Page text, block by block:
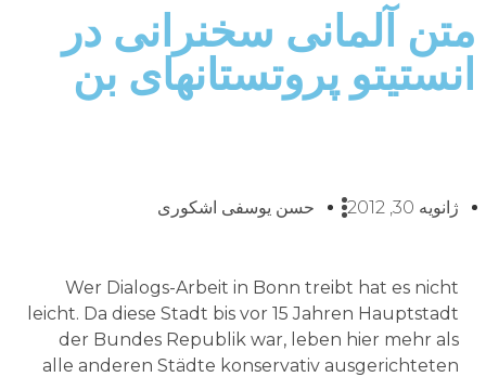
متن آلمانی سخنرانی در
انستیتو پروتستانهای بن
ژانویه 30, 2012 حسن یوسفی اشکوری
Wer Dialogs-Arbeit in Bonn treibt hat es nicht
leicht. Da diese Stadt bis vor 15 Jahren Hauptstadt
der Bundes Republik war, leben hier mehr als
alle anderen Städte konservativ ausgerichteten